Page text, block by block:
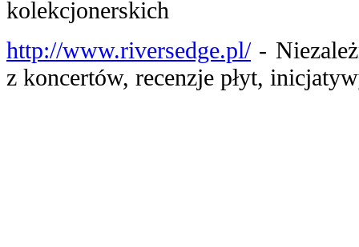
kolekcjonerskich
http://www.riversedge.pl/-
z koncertów, recenzje płyt,